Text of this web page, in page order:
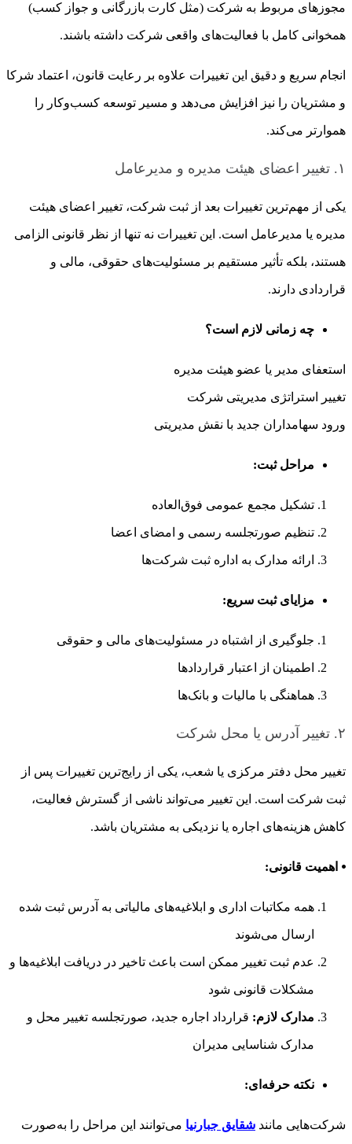
مجوزهای مربوط به شرکت (مثل کارت بازرگانی و جواز کسب)
همخوانی کامل با فعالیت‌های واقعی شرکت داشته باشند.
انجام سریع و دقیق این تغییرات علاوه بر رعایت قانون، اعتماد شرکا
و مشتریان را نیز افزایش می‌دهد و مسیر توسعه کسب‌وکار را
هموارتر می‌کند.
۱. تغییر اعضای هیئت مدیره و مدیرعامل
یکی از مهم‌ترین تغییرات بعد از ثبت شرکت، تغییر اعضای هیئت
مدیره یا مدیرعامل است. این تغییرات نه تنها از نظر قانونی الزامی
هستند، بلکه تأثیر مستقیم بر مسئولیت‌های حقوقی، مالی و
قراردادی دارند.
چه زمانی لازم است؟
استعفای مدیر یا عضو هیئت مدیره
تغییر استراتژی مدیریتی شرکت
ورود سهامداران جدید با نقش مدیریتی
مراحل ثبت:
تشکیل مجمع عمومی فوق‌العاده
تنظیم صورتجلسه رسمی و امضای اعضا
ارائه مدارک به اداره ثبت شرکت‌ها
مزایای ثبت سریع:
جلوگیری از اشتباه در مسئولیت‌های مالی و حقوقی
اطمینان از اعتبار قراردادها
هماهنگی با مالیات و بانک‌ها
۲. تغییر آدرس یا محل شرکت
تغییر محل دفتر مرکزی یا شعب، یکی از رایج‌ترین تغییرات پس از
ثبت شرکت است. این تغییر می‌تواند ناشی از گسترش فعالیت،
کاهش هزینه‌های اجاره یا نزدیکی به مشتریان باشد.
⦁ اهمیت قانونی:
همه مکاتبات اداری و ابلاغیه‌های مالیاتی به آدرس ثبت شده
ارسال می‌شوند
عدم ثبت تغییر ممکن است باعث تاخیر در دریافت ابلاغیه‌ها و
مشکلات قانونی شود
مدارک لازم: قرارداد اجاره جدید، صورتجلسه تغییر محل و
مدارک شناسایی مدیران
نکته حرفه‌ای:
شرکت‌هایی مانند شقایق جبارنیا می‌توانند این مراحل را به‌صورت